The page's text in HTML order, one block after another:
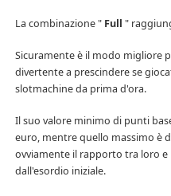
La combinazione " Full "
Sicuramente è il modo migliore
divertente a prescindere se
slotmachine da prima d'ora.
Il suo valore minimo di punti
euro, mentre quello massimo è
ovviamente il rapporto tra loro
dall'esordio iniziale.